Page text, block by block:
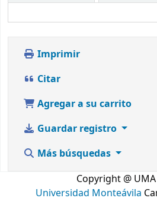
Imprimir
Citar
Agregar a su carrito
Guardar registro
Más búsquedas
Copyright @
Universidad Monteávila